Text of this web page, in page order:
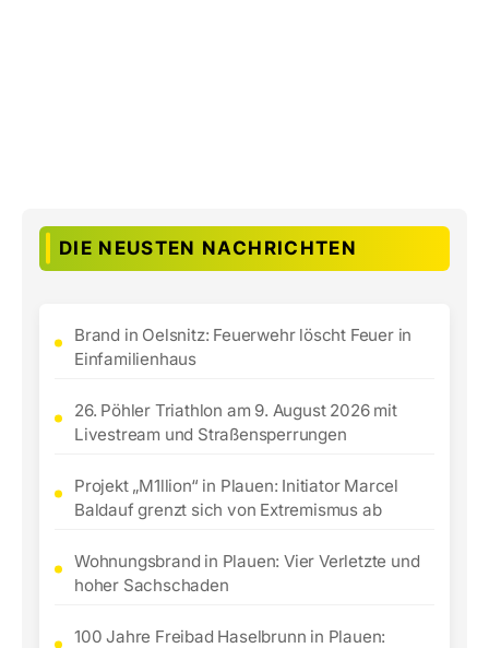
DIE NEUSTEN NACHRICHTEN
Brand in Oelsnitz: Feuerwehr löscht Feuer in
Einfamilienhaus
26. Pöhler Triathlon am 9. August 2026 mit
Livestream und Straßensperrungen
Projekt „M1llion“ in Plauen: Initiator Marcel
Baldauf grenzt sich von Extremismus ab
Wohnungsbrand in Plauen: Vier Verletzte und
hoher Sachschaden
100 Jahre Freibad Haselbrunn in Plauen: